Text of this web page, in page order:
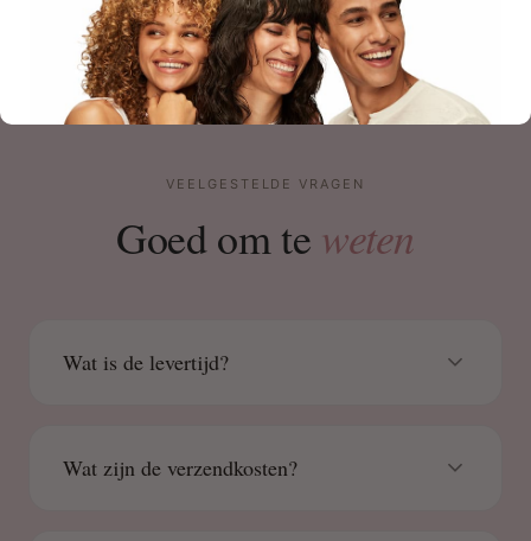
VEELGESTELDE VRAGEN
Goed om te weten
Wat is de levertijd?
Wat zijn de verzendkosten?